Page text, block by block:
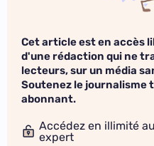
Cet article est en accès
d'une rédaction qui ne
lecteurs, sur un média
Soutenez le journalisme
abonnant.
Accédez en illimité
expert